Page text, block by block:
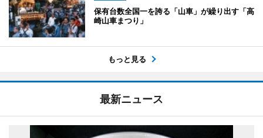
保有台数全国一を誇る「山車」が繰り出す「高
崎山車まつり」
もっと見る
最新ニュース